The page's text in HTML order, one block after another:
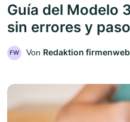
Guía del Modelo
sin errores y
FW Von Redaktion